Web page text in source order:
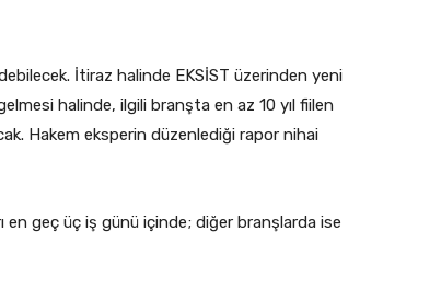
İtiraz halinde EKSİST üzerinden yeni
halinde, ilgili branşta en az 10 yıl fiilen
Hakem eksperin düzenlediği rapor nihai
en geç üç iş günü içinde; diğer branşlarda ise